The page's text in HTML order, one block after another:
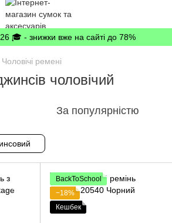
🎓 - знижки вже на сайті до 78%
Чоловічі ремені
чоловічий
За популярністю
BackToSchool
−18%
Кешбек